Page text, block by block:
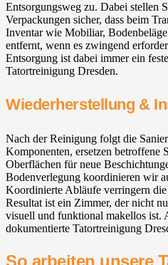
Entsorgungsweg zu. Dabei stellen
Verpackungen sicher, dass beim
Inventar wie Mobiliar,
entfernt, wenn es zwingend
Entsorgung ist dabei immer ein
Tatortreinigung Dresden.
Wiederherstellung &
Nach der Reinigung folgt die
Komponenten, ersetzen betroffene
Oberflächen für neue
Bodenverlegung koordinieren wir
Koordinierte Abläufe verringern
Resultat ist ein Zimmer, der nicht
visuell und funktional makellos ist.
dokumentierte Tatortreinigung